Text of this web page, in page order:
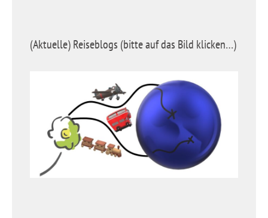
(Aktuelle) Reiseblogs (bitte auf das Bild klicken…)